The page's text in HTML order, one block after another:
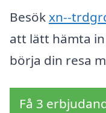
Besökxn--
att lätt hämta
börja din resa
Få 3